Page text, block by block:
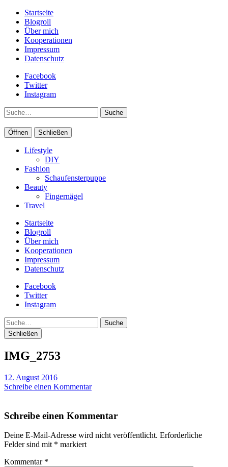
Startseite
Blogroll
Über mich
Kooperationen
Impressum
Datenschutz
Facebook
Twitter
Instagram
Suche
Öffnen Schließen
Lifestyle
DIY
Fashion
Schaufensterpuppe
Beauty
Fingernägel
Travel
Startseite
Blogroll
Über mich
Kooperationen
Impressum
Datenschutz
Facebook
Twitter
Instagram
Suche
Schließen
IMG_2753
12. August 2016
Schreibe einen Kommentar
Schreibe einen Kommentar
Deine E-Mail-Adresse wird nicht veröffentlicht. Erforderliche
Felder sind mit * markiert
Kommentar *